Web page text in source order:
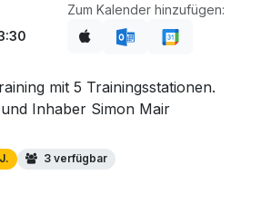
Zum Kalender hinzufügen:
mit 5 Trainingsstationen.
Inhaber Simon Mair
3 verfügbar